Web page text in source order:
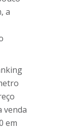
a
venda
em